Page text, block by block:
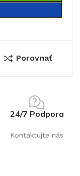
Porovnať
24/7 Podpora
Kontaktujte nás